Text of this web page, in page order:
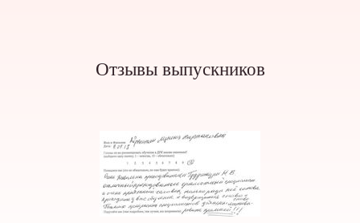
Отзывы выпускников